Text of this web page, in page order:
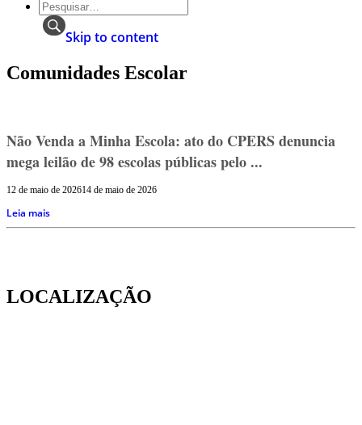
Skip to content
Comunidades Escolar
Não Venda a Minha Escola: ato do CPERS denuncia
mega leilão de 98 escolas públicas pelo ...
12 de maio de 202614 de maio de 2026
Leia mais
LOCALIZAÇÃO